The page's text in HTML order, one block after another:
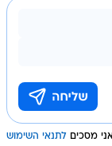
מסכים לתנאי השימוש